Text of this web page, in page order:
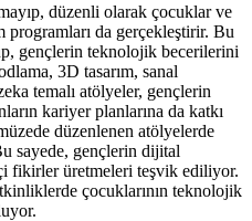
düzenli olarak çocuklar ve
da gerçekleştirir. Bu
gençlerin teknolojik becerilerini
3D tasarım, sanal
temalı atölyeler, gençlerin
kariyer planlarına da katkı
düzenlenen atölyelerde
sayede, gençlerin dijital
fikirler üretmeleri teşvik ediliyor.
çocuklarının teknolojik